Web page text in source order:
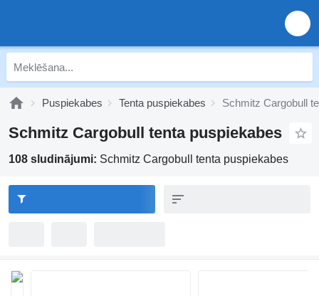
Puspiekabes Tenta puspiekabes Schmitz Cargobull
Schmitz Cargobull tenta puspiekabes
108 sludinājumi: Schmitz Cargobull tenta puspiekabes